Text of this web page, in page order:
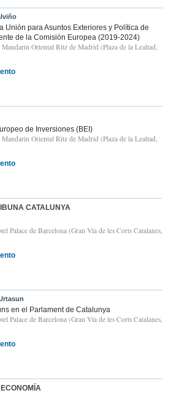
Unión para Asuntos Exteriores y Política de
de la Comisión Europea (2019-2024)
Oriental Ritz de Madrid (Plaza de la Lealtad,
de Inversiones (BEI)
Oriental Ritz de Madrid (Plaza de la Lealtad,
CATALUNYA
Palace de Barcelona (Gran Vía de les Corts Catalanes,
en el Parlament de Catalunya
Palace de Barcelona (Gran Vía de les Corts Catalanes,